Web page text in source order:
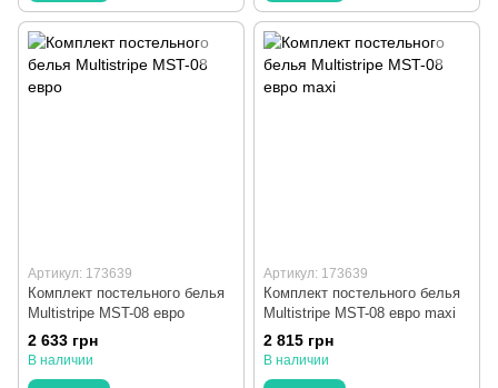
Артикул: 173639
Комплект постельного белья
Multistripe MST-08 евро
2 633 грн
В наличии
Артикул: 173639
Комплект постельного белья
Multistripe MST-08 евро maxi
2 815 грн
В наличии